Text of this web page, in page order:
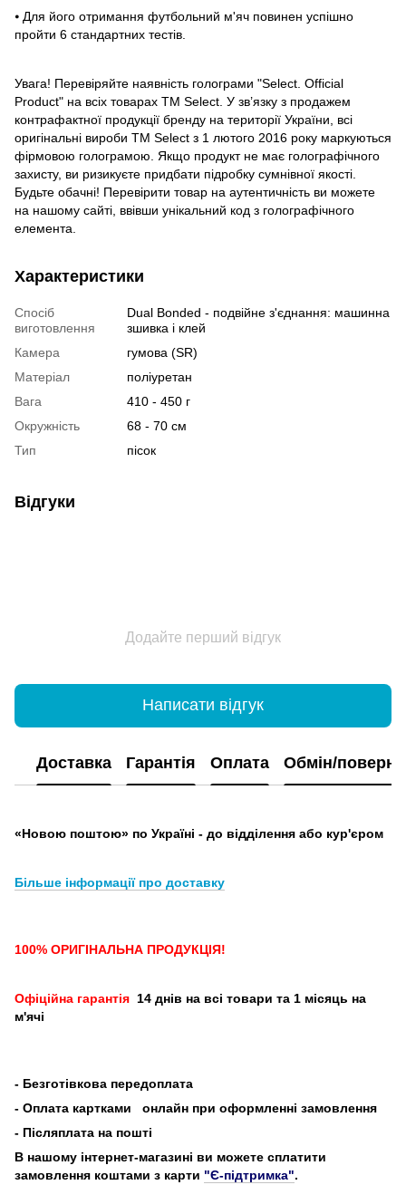
⦁ Для його отримання футбольний м'яч повинен успішно
пройти 6 стандартних тестів.
Увага! Перевіряйте наявність голограми "Select. Official
Product" на всіх товарах TM Select. У зв’язку з продажем
контрафактної продукції бренду на території України, всі
оригінальні вироби TM Select з 1 лютого 2016 року маркуються
фірмовою голограмою. Якщо продукт не має голографічного
захисту, ви ризикуєте придбати підробку сумнівної якості.
Будьте обачні! Перевірити товар на аутентичність ви можете
на нашому сайті, ввівши унікальний код з голографічного
елемента.
Характеристики
Спосіб
виготовлення
Dual Bonded - подвійне з'єднання: машинна
зшивка і клей
Камера
гумова (SR)
Матеріал
поліуретан
Вага
410 - 450 г
Окружність
68 - 70 см
Тип
пісок
Відгуки
Додайте перший відгук
Написати відгук
Доставка Гарантія Оплата Обмін/
«Новою поштою» по Україні - до відділення або кур'єром
Більше інформації про доставку
100% ОРИГІНАЛЬНА ПРОДУКЦІЯ!
Офіційна гарантія 14 днів на всі товари та 1 місяць на
м'ячі
- Безготівкова передоплата
- Оплата картками
онлайн при оформленні замовлення
- Післяплата на пошті
В нашому інтернет-магазині ви можете сплатити
замовлення коштами з карти "Є-підтримка".